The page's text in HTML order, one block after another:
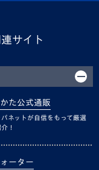
サイト
た公式通販
ネットが自信をもって厳選
！
ーター